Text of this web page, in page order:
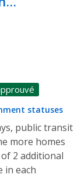
statuses
public transit
more homes
2 additional
in each